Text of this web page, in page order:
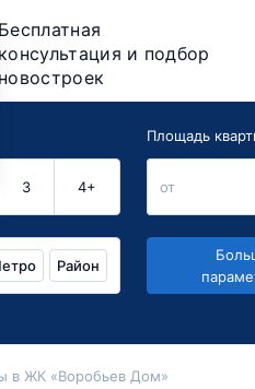
Бесплатная
консультация и подбор
новостроек
3 4+
Площадь
от
Район
в ЖК «Воробьев Дом»